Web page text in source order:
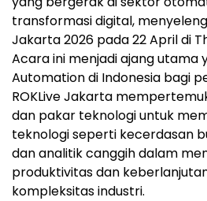
transformasi digital,
Jakarta 2026 pada 22 April di
Acara ini menjadiajangutama
Automation di Indonesia bagi
ROKLive Jakarta
dan pakar teknologi untuk
teknologi seperti kecerdasan
dananalitikcanggih dalam
produktivitas dan
kompleksitas industri.